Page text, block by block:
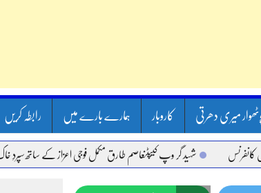
میری دھرتی کاروبار ہمارے بارے میں رابطہ کریں
شہید گر وپ کیپٹنعاصم طارق مکمل فوجی اعزاز کے ساتھ سپردِ خاک